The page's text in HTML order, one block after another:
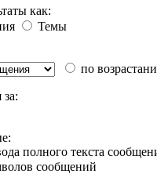
как:
Темы
по
полного текста
сообщений